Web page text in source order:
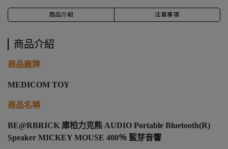
商品介紹 注意事項
商品介紹
商品廠牌
MEDICOM TOY
商品名稱
BE@RBRICK 庫柏力克熊 AUDIO Portable Bluetooth(R)
Speaker MICKEY MOUSE 400％ 藍芽音響